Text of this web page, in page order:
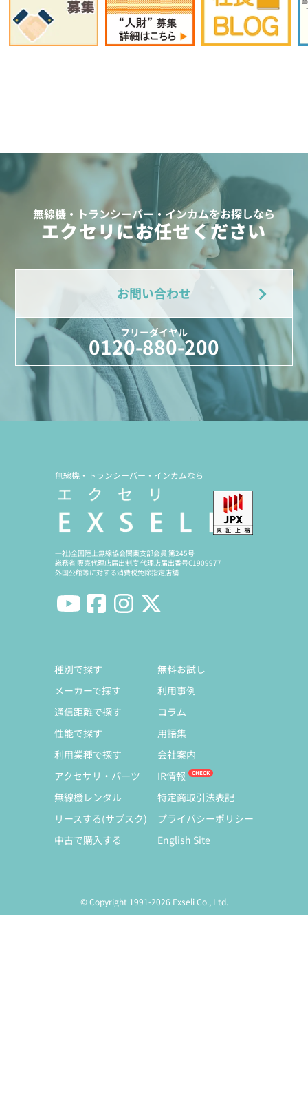
無線機・トランシーバー・インカムをお探しなら
エクセリにお任せください
お問い合わせ
フリーダイヤル
0120-880-200
無線機・トランシーバー・インカムなら
一社)全国陸上無線協会関東支部会員 第245号
総務省 販売代理店届出制度 代理店届出番号C1909977
外国公館等に対する消費税免除指定店舗
種別で探す
メーカーで探す
通信距離で探す
性能で探す
利用業種で探す
アクセサリ・パーツ
無線機レンタル
リースする(サブスク)
中古で購入する
無料お試し
利用事例
コラム
用語集
会社案内
IR情報
特定商取引法表記
プライバシーポリシー
English Site
© Copyright 1991-2026 Exseli Co., Ltd.